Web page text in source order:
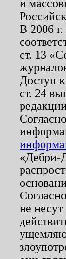
и
В 2006
ст. 13
Доступ
ст. 24
«Дебри-
не несут